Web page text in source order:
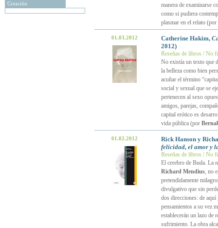
Creación
manera de examinarse
como si pudiera
plasmar en el relato (por
01.03.2012 Catherine Hakim,
2012)
Reseñas de libros / No
No existía un texto que
la belleza como bien
acuñar el término
social y sexual que se
pertenecen al sexo
amigos, parejas,
capital erótico es
vida pública (por
01.02.2012
Rick Hanson y
felicidad, el amor y
Reseñas de libros / No
El cerebro de Buda. La
Richard Mendius, no
pretendidamente
divulgativo que sin
dos direcciones: de aquí
pensamientos a su vez
establecerán un lazo de
sufrimiento. La obra